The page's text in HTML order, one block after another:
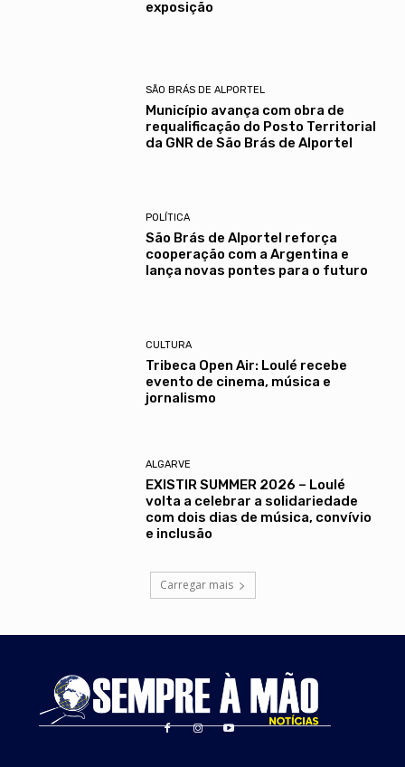
exposição
SÃO BRÁS DE ALPORTEL
Município avança com obra de
requalificação do Posto Territorial
da GNR de São Brás de Alportel
POLÍTICA
São Brás de Alportel reforça
cooperação com a Argentina e
lança novas pontes para o futuro
CULTURA
Tribeca Open Air: Loulé recebe
evento de cinema, música e
jornalismo
ALGARVE
EXISTIR SUMMER 2026 – Loulé
volta a celebrar a solidariedade
com dois dias de música, convívio
e inclusão
Carregar mais